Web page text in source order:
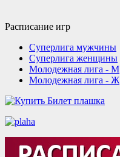
Расписание игр
Суперлига мужчины
Суперлига женщины
Молодежная лига - М
Молодежная лига - Ж